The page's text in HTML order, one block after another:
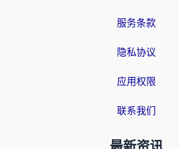
服务条款
隐私协议
应用权限
联系我们